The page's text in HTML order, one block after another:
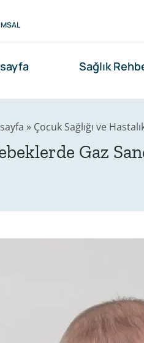
Sağlık
» Çocuk Sağlığı ve
Gaz